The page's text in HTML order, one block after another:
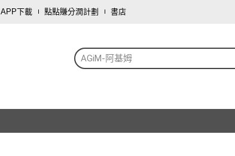
APP下載 點點賺分潤計劃 書店
AGiM-阿基姆